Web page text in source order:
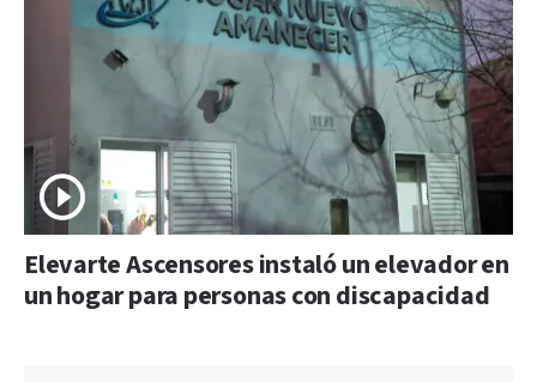
Elevarte Ascensores instaló un elevador en
un hogar para personas con discapacidad